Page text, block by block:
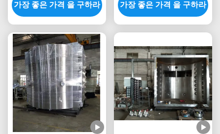
가장 좋은 가격 을 구하라
계
가장 좋은 가격 을 구하라